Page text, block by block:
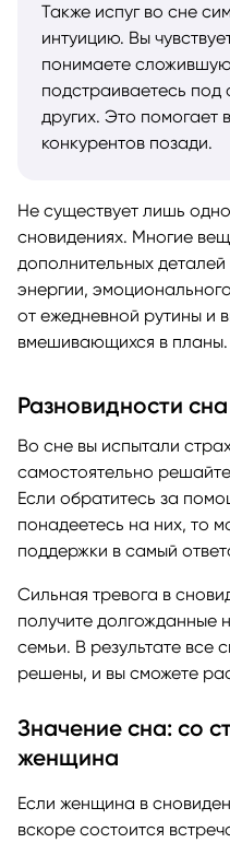
Также испуг во сне
интуицию. Вы
понимаете
подстраиваетесь под
других. Это помогает
конкурентов позади.
Не существует лишь
сновидениях. Многие
дополнительных
энергии,
от ежедневной рутины и
вмешивающихся в планы.
Разновидности
Во сне вы испытали
самостоятельно
Если обратитесь за
понадеетесь на них, то
поддержки в самый
Сильная тревога в
получите долгожданные
семьи. В результате все
решены, и вы сможете
Значение сна: со
женщина
Если женщина в
вскоре состоится